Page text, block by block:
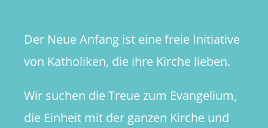
Der Neue Anfang ist eine freie Initiative
von Katholiken, die ihre Kirche lieben.
Wir suchen die Treue zum Evangelium,
die Einheit mit der ganzen Kirche und